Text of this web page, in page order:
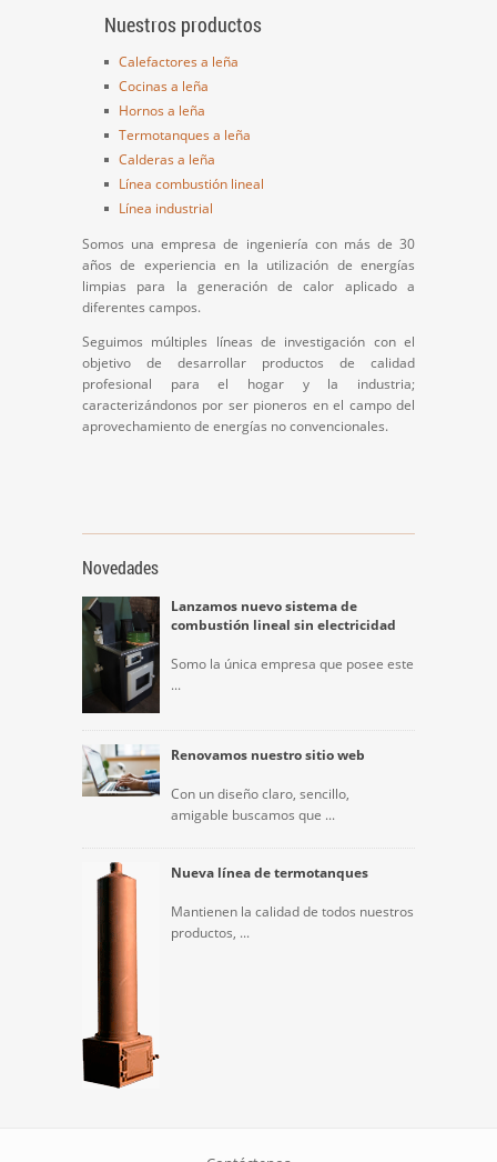
Nuestros productos
Calefactores a leña
Cocinas a leña
Hornos a leña
Termotanques a leña
Calderas a leña
Línea combustión lineal
Línea industrial
Somos una empresa de ingeniería con más de 30
años de experiencia en la utilización de energías
limpias para la generación de calor aplicado a
diferentes campos.
Seguimos múltiples líneas de investigación con el
objetivo de desarrollar productos de calidad
profesional para el hogar y la industria;
caracterizándonos por ser pioneros en el campo del
aprovechamiento de energías no convencionales.
Novedades
Lanzamos nuevo sistema de
combustión lineal sin electricidad
Somo la única empresa que posee este
...
Renovamos nuestro sitio web
Con un diseño claro, sencillo,
amigable buscamos que ...
Nueva línea de termotanques
Mantienen la calidad de todos nuestros
productos, ...